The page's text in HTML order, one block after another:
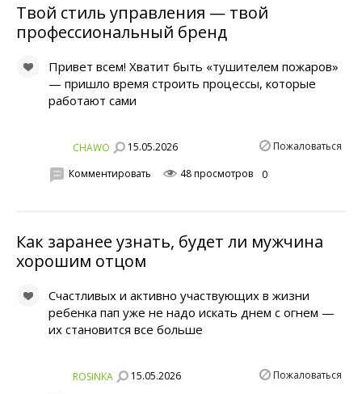
Твой стиль управления — твой
профессиональный бренд
Привет всем! Хватит быть «тушителем пожаров»
— пришло время строить процессы, которые
работают сами
CHAWO 15.05.2026 Пожаловаться
Комментировать 48 просмотров 0
Как заранее узнать, будет ли мужчина
хорошим отцом
Счастливых и активно участвующих в жизни
ребенка пап уже не надо искать днем с огнем —
их становится все больше
ROSINKA 15.05.2026 Пожаловаться